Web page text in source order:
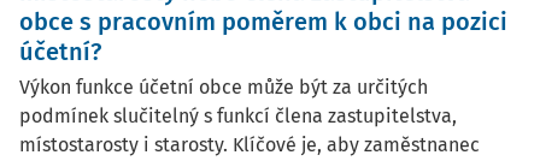
obce s pracovním poměrem k obci na pozici
účetní?
Výkon funkce účetní obce může být za určitých
podmínek slučitelný s funkcí člena zastupitelstva,
místostarosty i starosty. Klíčové je, aby zaměstnanec